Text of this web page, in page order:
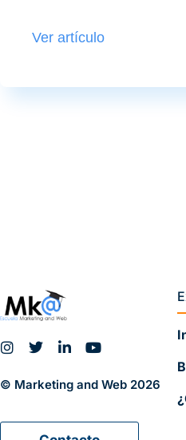
Ver artículo
© Marketing and Web 2026